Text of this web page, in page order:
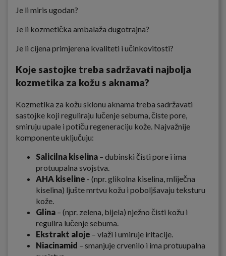
Je li miris ugodan?
Je li kozmetička ambalaža dugotrajna?
Je li cijena primjerena kvaliteti i učinkovitosti?
Koje sastojke treba sadržavati najbolja
kozmetika za kožu s aknama?
Kozmetika za kožu sklonu aknama treba sadržavati
sastojke koji reguliraju lučenje sebuma, čiste pore,
smiruju upale i potiču regeneraciju kože. Najvažnije
komponente uključuju:
Salicilna kiselina – dubinski čisti pore i ima
protuupalna svojstva.
AHA kiseline - (npr. glikolna kiselina, mliječna
kiselina) ljušte mrtvu kožu i poboljšavaju teksturu
kože.
Glina – (npr. zelena, bijela) nježno čisti kožu i
regulira lučenje sebuma.
Ekstrakt aloje – vlaži i umiruje iritacije.
Niacinamid – smanjuje crvenilo i ima protuupalna